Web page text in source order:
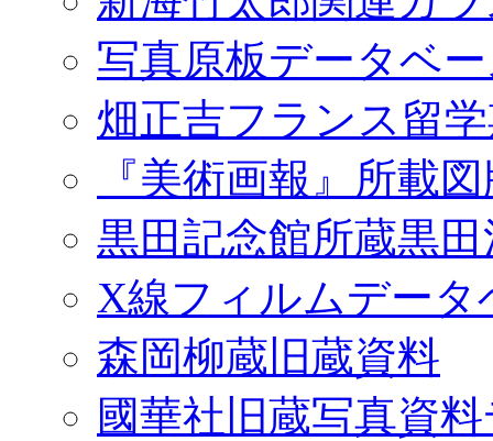
写真原板データベ
畑正吉フランス留
『美術画報』所載
黒田記念館所蔵黒
X線フィルムデータ
森岡柳蔵旧蔵資料
國華社旧蔵写真資